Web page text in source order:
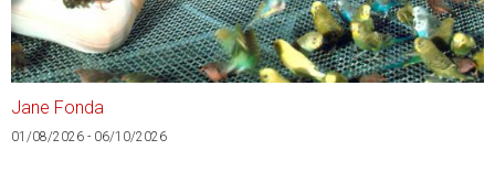
Jane Fonda
01/08/2026 - 06/10/2026